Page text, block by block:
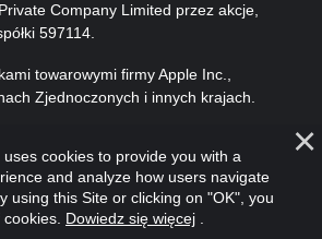
Company Limited przez akcje,
597114.
towarowymi firmy Apple Inc.,
Zjednoczonych i innych krajach.
cookies to provide you with a
and analyze how users navigate
using this Site or clicking on "OK", you
Dowiedz się więcej